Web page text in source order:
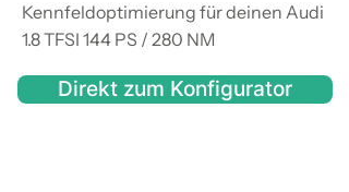
Kennfeldoptimierung für deinen Audi
1.8 TFSI 144 PS / 280 NM
Direkt zum Konfigurator